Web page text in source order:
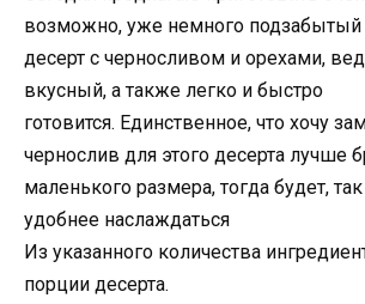
возможно, уже немного
десерт с черносливом и орехами,
вкусный, а также легко и быстро
готовится. Единственное, что хочу
чернослив для этого десерта лучше
маленького размера, тогда будет, так
удобнее наслаждаться
Из указанного количества
порции десерта.